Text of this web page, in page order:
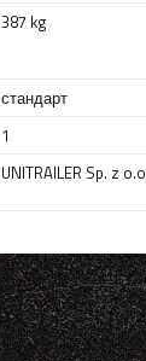
387 kg
стандарт
1
UNITRAILER Sp. z o.o